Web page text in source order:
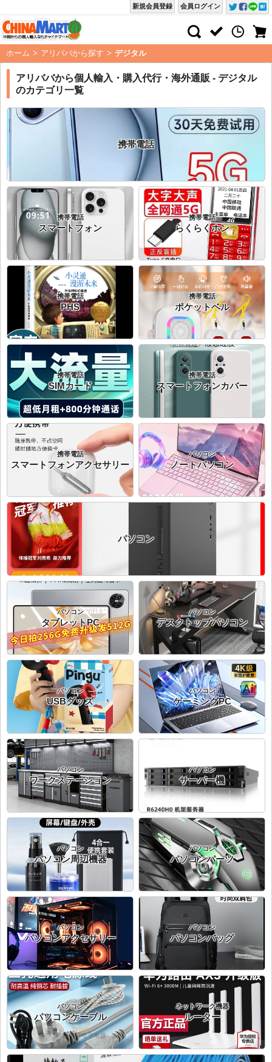
会員ログイン
新規会員登録
ホーム > アリババから探す > デジタル
アリババから個人輸入・購入代行・海外通販 - デジタル
のカテゴリ一覧
携帯電話
携帯電話
スマートフォン
携帯電話
らくらくホン
携帯電話
PHS
携帯電話
ポケットベル
携帯電話
SIMカード
携帯電話
スマートフォンカバー
携帯電話
スマートフォンアクセサリー
パソコン
パソコン
ノートパソコン
パソコン
タブレットPC
パソコン
デスクトップパソコン
パソコン
USBグッズ
パソコン
ゲーミングPC
パソコン
ワークステーション
パソコン
サーバー機
パソコン
パソコン周辺機器
パソコン
パソコンパーツ
パソコン
パソコンアクセサリー
パソコン
パソコンバッグ
パソコン
パソコンケーブル
ネットワーク機器
ルーター